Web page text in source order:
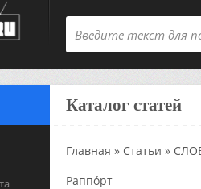
Каталог статей
Главная » Статьи »
Раппóрт